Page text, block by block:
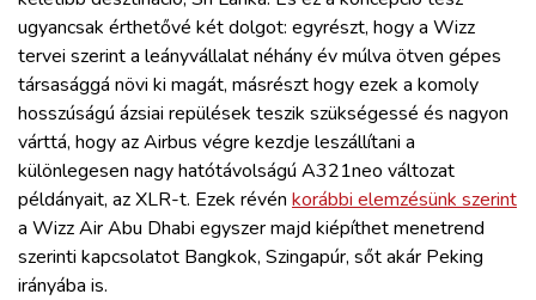
ugyancsak érthetővé két dolgot: egyrészt, hogy a Wizz
tervei szerint a leányvállalat néhány év múlva ötven gépes
társasággá növi ki magát, másrészt hogy ezek a komoly
hosszúságú ázsiai repülések teszik szükségessé és nagyon
várttá, hogy az Airbus végre kezdje leszállítani a
különlegesen nagy hatótávolságú A321neo változat
példányait, az XLR-t. Ezek révén korábbi elemzésünk szerint
a Wizz Air Abu Dhabi egyszer majd kiépíthet menetrend
szerinti kapcsolatot Bangkok, Szingapúr, sőt akár Peking
irányába is.